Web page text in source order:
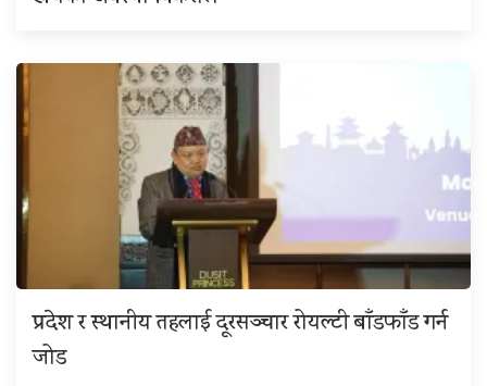
प्रदेश र स्थानीय तहलाई दूरसञ्चार रोयल्टी बाँडफाँड गर्न
जोड